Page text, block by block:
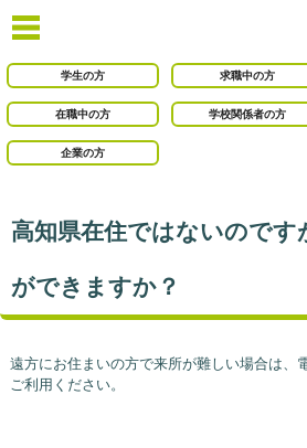
学生の方 求職中の方
在職中の方 学校関係者の方
企業の方
高知県在住ではないのです
ができますか？
遠方にお住まいの方で来所が難しい場合は、
ご利用ください。